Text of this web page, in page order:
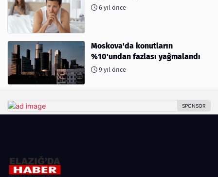
6 yıl önce
Moskova'da konutların
%10'undan fazlası yağmalandı
9 yıl önce